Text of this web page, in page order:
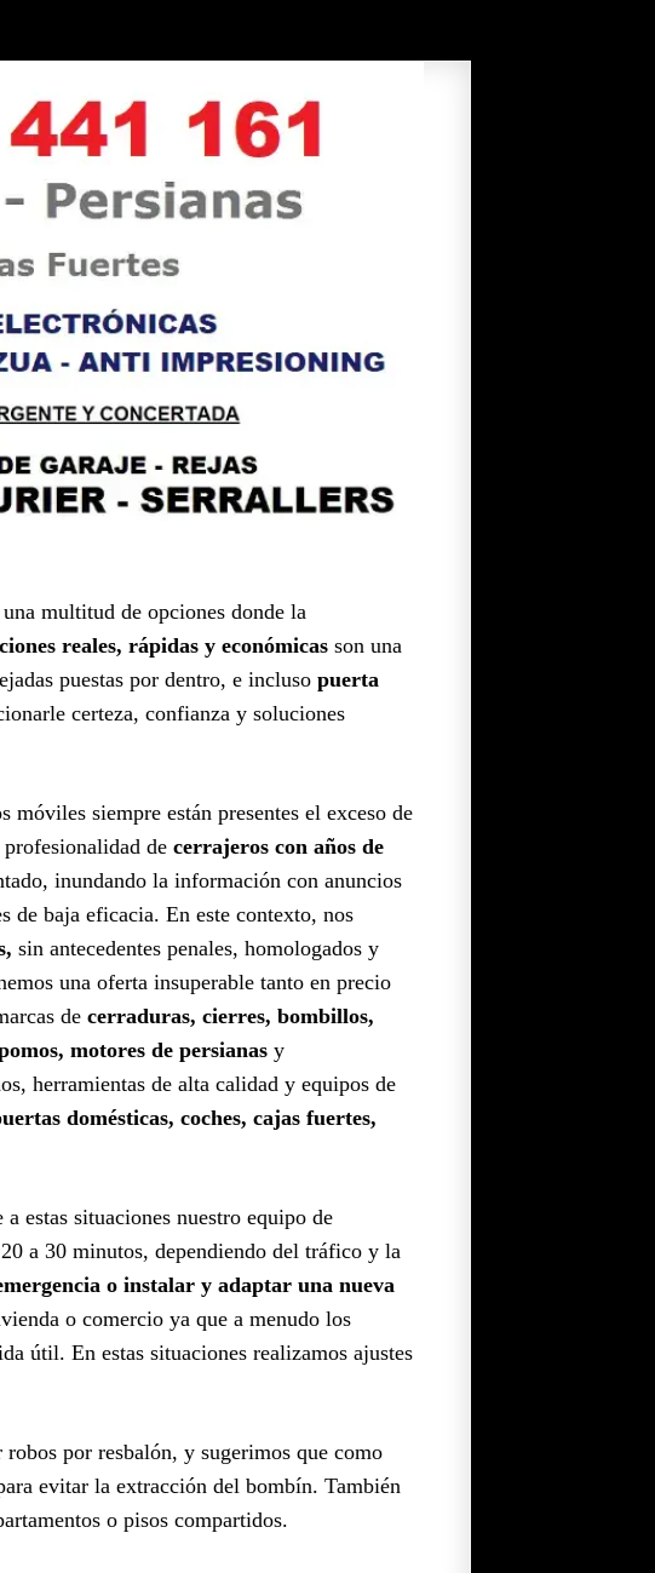
multitud de opciones donde la
reales, rápidas y económicas son una
puestas por dentro, e incluso puerta
certeza, confianza y soluciones
siempre están presentes el exceso de
de cerrajeros con años de
inundando la información con anuncios
de baja eficacia. En este contexto, nos
sin antecedentes penales, homologados y
una oferta insuperable tanto en precio
de cerraduras, cierres, bombillos,
motores de persianas y
herramientas de alta calidad y equipos de
domésticas, coches, cajas fuertes,
estas situaciones nuestro equipo de
a 30 minutos, dependiendo del tráfico y la
o instalar y adaptar una nueva
o comercio ya que a menudo los
útil. En estas situaciones realizamos ajustes
robos por resbalón, y sugerimos que como
evitar la extracción del bombín. También
o pisos compartidos.